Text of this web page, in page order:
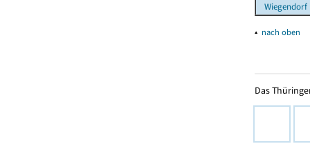
Wiegendorf
▴ nach oben
Das